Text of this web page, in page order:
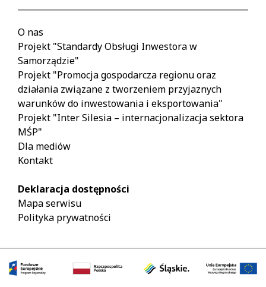
O nas
Projekt "Standardy Obsługi Inwestora w
Samorządzie"
Projekt "Promocja gospodarcza regionu oraz
działania związane z tworzeniem przyjaznych
warunków do inwestowania i eksportowania"
Projekt "Inter Silesia – internacjonalizacja sektora
MŚP"
Dla mediów
Kontakt
Deklaracja dostępności
Mapa serwisu
Polityka prywatności